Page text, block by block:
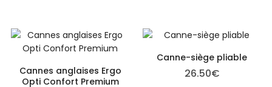
Cannes anglaises Ergo
Opti Confort Premium
Canne-siège pliable
26.50€